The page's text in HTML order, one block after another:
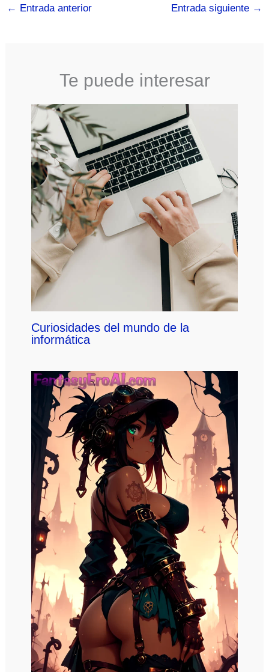
← Entrada anterior Entrada siguiente →
Te puede interesar
Curiosidades del mundo de la
informática